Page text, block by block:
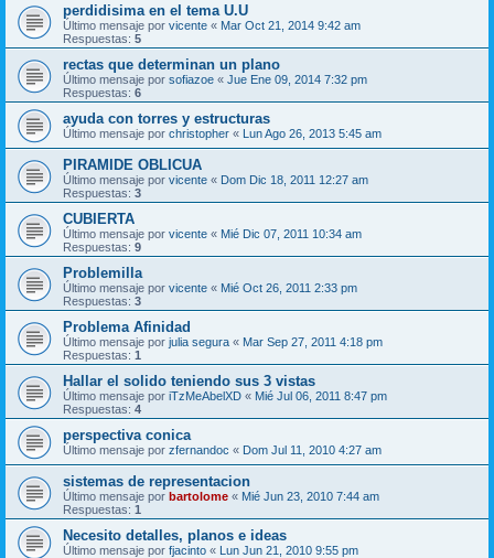
perdidisima en el tema U.U
Último mensaje por vicente « Mar Oct 21, 2014 9:42 am
Respuestas: 5
rectas que determinan un plano
Último mensaje por sofiazoe « Jue Ene 09, 2014 7:32 pm
Respuestas: 6
ayuda con torres y estructuras
Último mensaje por christopher « Lun Ago 26, 2013 5:45 am
PIRAMIDE OBLICUA
Último mensaje por vicente « Dom Dic 18, 2011 12:27 am
Respuestas: 3
CUBIERTA
Último mensaje por vicente « Mié Dic 07, 2011 10:34 am
Respuestas: 9
Problemilla
Último mensaje por vicente « Mié Oct 26, 2011 2:33 pm
Respuestas: 3
Problema Afinidad
Último mensaje por julia segura « Mar Sep 27, 2011 4:18 pm
Respuestas: 1
Hallar el solido teniendo sus 3 vistas
Último mensaje por iTzMeAbelXD « Mié Jul 06, 2011 8:47 pm
Respuestas: 4
perspectiva conica
Último mensaje por zfernandoc « Dom Jul 11, 2010 4:27 am
sistemas de representacion
Último mensaje por bartolome « Mié Jun 23, 2010 7:44 am
Respuestas: 1
Necesito detalles, planos e ideas
Último mensaje por fjacinto « Lun Jun 21, 2010 9:55 pm